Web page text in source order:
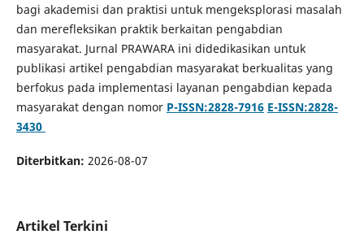
bagi akademisi dan praktisi untuk mengeksplorasi masalah
dan merefleksikan praktik berkaitan pengabdian
masyarakat. Jurnal PRAWARA ini didedikasikan untuk
publikasi artikel pengabdian masyarakat berkualitas yang
berfokus pada implementasi layanan pengabdian kepada
masyarakat dengan nomor P-ISSN:2828-7916 E-ISSN:2828-
3430
Diterbitkan: 2026-08-07
Artikel Terkini